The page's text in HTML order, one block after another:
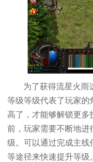
为了获得流星火雨
等级等级代表了玩家的
高了，才能够解锁更多
前，玩家需要不断地
级。可以通过完成主线
等途径来快速提升等级。